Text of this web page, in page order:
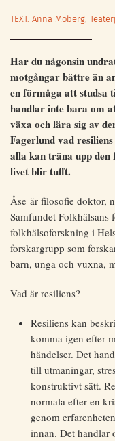
TEXT: Anna Moberg,
Har du någonsin
motgångar bättre än
en förmåga att studsa
handlar inte bara om
växa och lära sig av
Fagerlund vad
alla kan träna upp
livet blir tufft.
Åse är filosofie doktor,
Samfundet Folkhälsans
folkhälsoforskning i
forskargrupp som
barn, unga och vuxna,
Vad är resiliens?
Resiliens kan
komma igen efter
händelser. Det
till utmaningar,
konstruktivt sätt.
normala efter en
genom
innan. Det handlar